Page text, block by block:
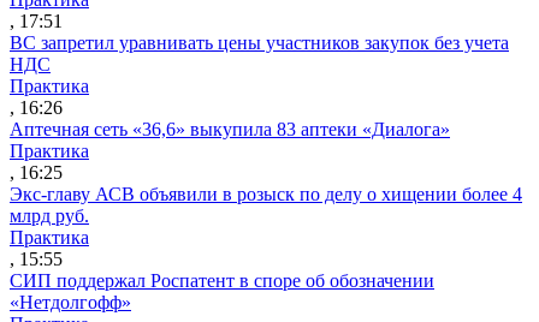
, 17:51
ВС запретил уравнивать цены участников закупок без учета
НДС
Практика
, 16:26
Аптечная сеть «36,6» выкупила 83 аптеки «Диалога»
Практика
, 16:25
Экс-главу АСВ объявили в розыск по делу о хищении более 4
млрд руб.
Практика
, 15:55
СИП поддержал Роспатент в споре об обозначении
«Нетдолгофф»